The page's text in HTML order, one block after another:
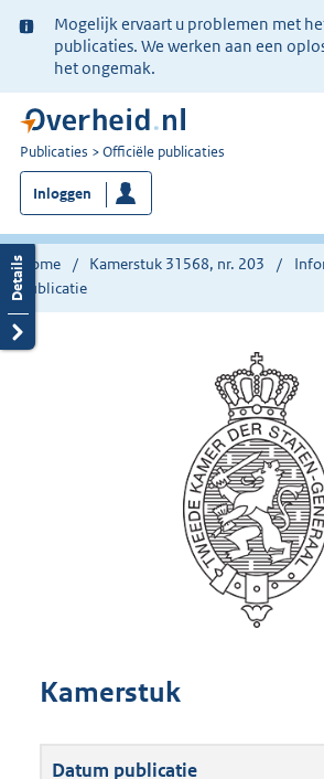
Ter
informatie:
Mogelijk ervaart u problemen met
publicaties. We werken aan een
het ongemak.
U
bent
nu
hier:
Publicaties Officiële publicaties
Inloggen
Home Kamerstuk 31568, nr. 203
publicatie
Kamerstuk